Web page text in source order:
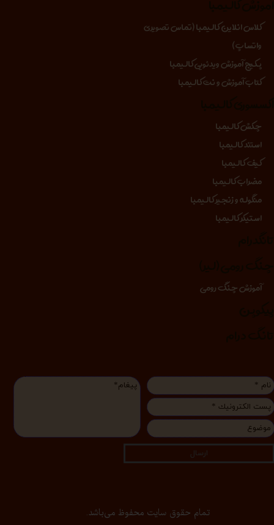
تمام حقوق سایت محفوظ می‌باشد.
ارسال
کلاس انلاین کالیمبا (تماس تصویری
واتساپ)
پکیج آموزش ویدئویی کالیمبا
کتاب آموزش و نت کالیمبا
چکش کالیمبا
استند کالیمبا
کیف کالیمبا
مضراب کالیمبا
منگوله و زنجیر کالیمبا
استیکر کالیمبا
آموزش چنگ رومی